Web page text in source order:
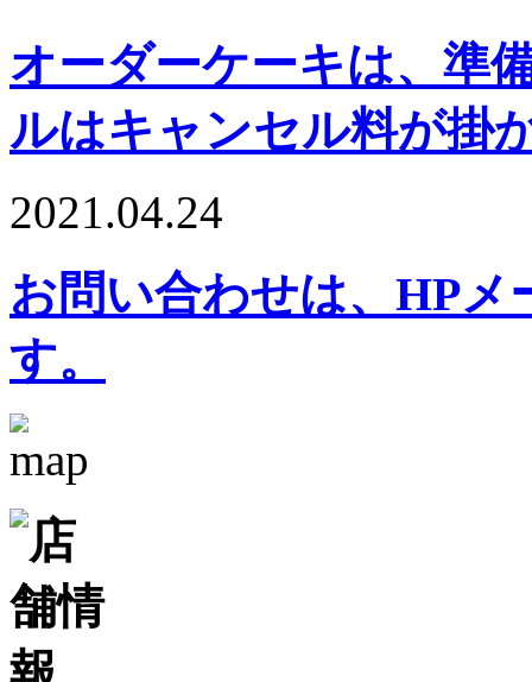
オーダーケーキは、準
ルはキャンセル料が掛
2021.04.24
お問い合わせは、HP
す。